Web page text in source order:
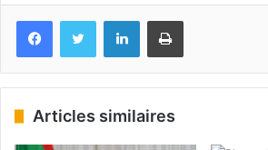
FacebookTwitter LinkedinImprimer
Articles similaires